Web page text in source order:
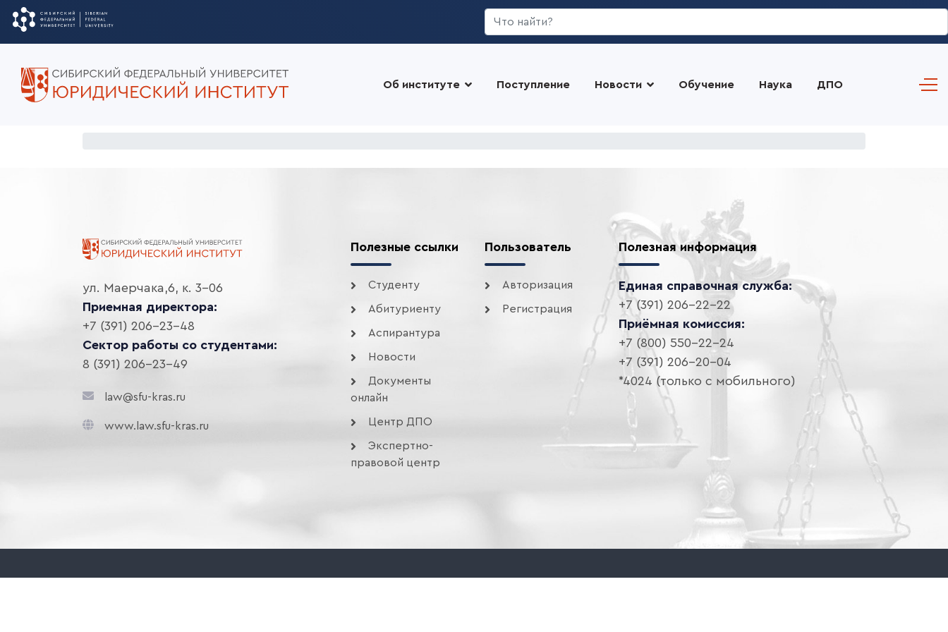
Искать...
Об институте Поступление Новости Обучение Наука ДПО
ул. Маерчака,6, к. 3-06
Приемная директора:
+7 (391) 206-23-48
Сектор работы со студентами:
8 (391) 206-23-49
law@sfu-kras.ru
www.law.sfu-kras.ru
Полезные ссылки
Студенту
Абитуриенту
Аспирантура
Новости
Документы
онлайн
Центр ДПО
Экспертно-
правовой центр
Пользователь
Авторизация
Регистрация
Полезная информация
Единая справочная служба:
+7 (391) 206-22-22
Приёмная комиссия:
+7 (800) 550-22-24
+7 (391) 206-20-04
*4024 (только с мобильного)